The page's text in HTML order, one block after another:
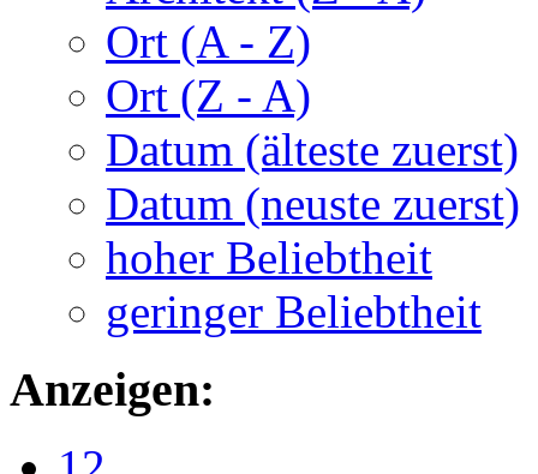
Ort (A - Z)
Ort (Z - A)
Datum (älteste zuerst)
Datum (neuste zuerst)
hoher Beliebtheit
geringer Beliebtheit
Anzeigen: